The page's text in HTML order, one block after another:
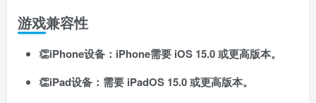
游戏兼容性
👏iPhone设备：iPhone需要 iOS 15.0 或更高版本。
👏iPad设备：需要 iPadOS 15.0 或更高版本。
使用社交账号登录即表示同意 用户协议、隐私声明